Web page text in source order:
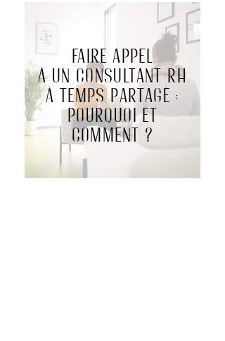
Faire appel
à un consultant RH
à temps partagé :
pourquoi et
comment ?